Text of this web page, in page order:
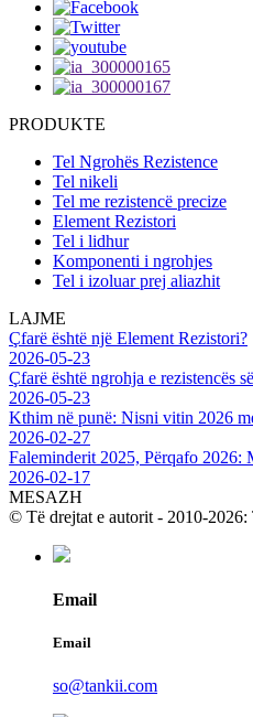
PRODUKTE
Tel Ngrohës Rezistence
Tel nikeli
Tel me rezistencë precize
Element Rezistori
Tel i lidhur
Komponenti i ngrohjes
Tel i izoluar prej aliazhit
LAJME
Çfarë është një Element Rezistori?
2026-05-23
Çfarë është ngrohja e rezistencës
2026-05-23
Kthim në punë: Nisni vitin 2026
2026-02-27
Faleminderit 2025, Përqafo 2026:
2026-02-17
MESAZH
© Të drejtat e autorit - 2010-2026:
Email
Email
so@tankii.com